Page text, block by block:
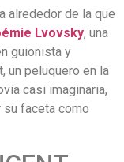
alrededor de la que
Lvovsky, una
guionista y
t, un peluquero en la
casi imaginaria,
faceta como